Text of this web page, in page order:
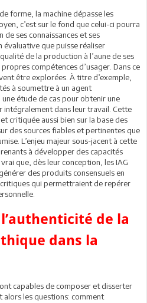
forme, la machine dépasse les
c’est sur le fond que celui-ci pourra
ses connaissances et ses
évaluative que puisse réaliser
de la production à l’aune de ses
compétences d’usager. Dans ce
être explorées. À titre d’exemple,
à soumettre à un agent
étude de cas pour obtenir une
intégralement dans leur travail. Cette
critiquée aussi bien sur la base des
des sources fiables et pertinentes que
L’enjeu majeur sous-jacent à cette
à développer des capacités
que, dès leur conception, les IAG
des produits consensuels en
qui permettraient de repérer
de la
dans la
capables de composer et disserter
les questions: comment